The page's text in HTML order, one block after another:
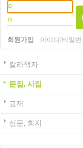
회원가입 아이디/비밀번
칼라책자
문집, 시집
교재
신문, 회지